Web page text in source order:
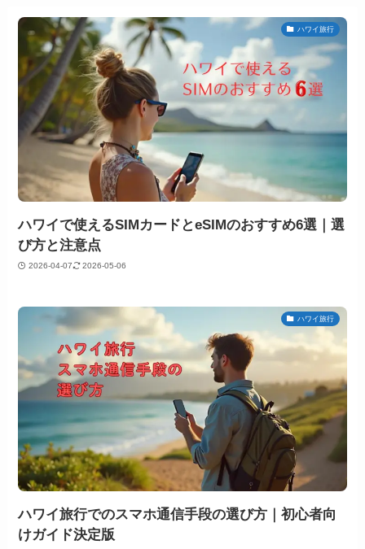
ハワイ旅行
ハワイで使えるSIMカードとeSIMのおすすめ6選｜選
び方と注意点
2026-04-07 2026-05-06
ハワイ旅行
ハワイ旅行でのスマホ通信手段の選び方｜初心者向
けガイド決定版